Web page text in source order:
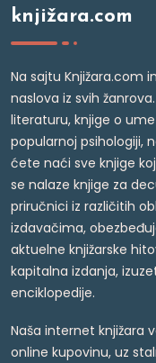
knjižara.com
Na sajtu Knjižara.com
naslova iz svih
literaturu, knjige o
popularnoj psihologiji,
ćete naći sve knjige
se nalaze knjige za
priručnici iz različitih
izdavačima,
aktuelne knjižarske
kapitalna izdanja,
enciklopedije.
Naša internet knjižara
online kupovinu, uz